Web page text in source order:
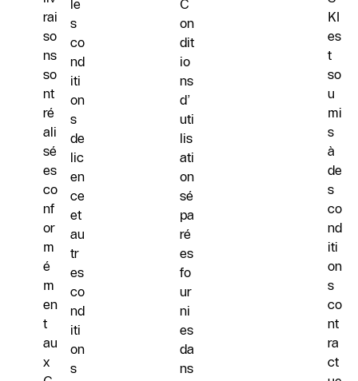
rai
so
ns
so
nt
ré
ali
sé
es
co
nf
or
m
é
m
en
t
au
x
le
s
co
nd
iti
on
s
de
lic
en
ce
et
au
tr
es
co
nd
iti
on
s
C
on
dit
io
ns
d’
uti
lis
ati
on
sé
pa
ré
es
fo
ur
ni
es
da
ns
KI
es
t
so
u
mi
s
à
de
s
co
nd
iti
on
s
co
nt
ra
ct